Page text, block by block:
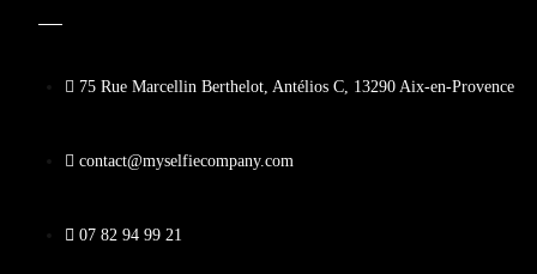
75 Rue Marcellin Berthelot, Antélios C, 13290 Aix-en-Provence
contact@myselfiecompany.com
07 82 94 99 21